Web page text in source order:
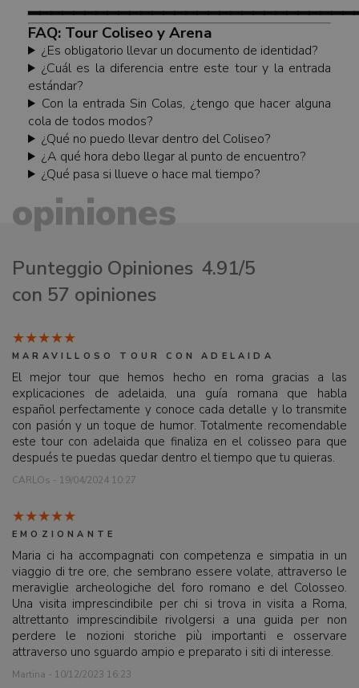
FAQ: Tour Coliseo y Arena
¿Es obligatorio llevar un documento de identidad?
¿Cuál es la diferencia entre este tour y la entrada
estándar?
Con la entrada Sin Colas, ¿tengo que hacer alguna
cola de todos modos?
¿Qué no puedo llevar dentro del Coliseo?
¿A qué hora debo llegar al punto de encuentro?
¿Qué pasa si llueve o hace mal tiempo?
opiniones
Punteggio Opiniones 4.91/5
con 57 opiniones
MARAVILLOSO TOUR CON ADELAIDA
El mejor tour que hemos hecho en roma gracias a las
explicaciones de adelaida, una guía romana que habla
español perfectamente y conoce cada detalle y lo transmite
con pasión y un toque de humor. Totalmente recomendable
este tour con adelaida que finaliza en el colisseo para que
después te puedas quedar dentro el tiempo que tu quieras.
CARLOs - 19/04/2024 10:27
EMOZIONANTE
Maria ci ha accompagnati con competenza e simpatia in un
viaggio di tre ore, che sembrano essere volate, attraverso le
meraviglie archeologiche del foro romano e del Colosseo.
Una visita imprescindibile per chi si trova in visita a Roma,
altrettanto imprescindibile rivolgersi a una guida per non
perdere le nozioni storiche più importanti e osservare
attraverso uno sguardo ampio e preparato i siti di interesse.
Martina - 10/12/2023 16:23